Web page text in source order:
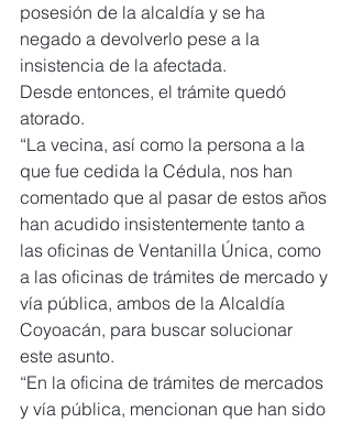
posesión de la alcaldía y se ha
negado a devolverlo pese a la
insistencia de la afectada.
Desde entonces, el trámite quedó
atorado.
“La vecina, así como la persona a la
que fue cedida la Cédula, nos han
comentado que al pasar de estos años
han acudido insistentemente tanto a
las oficinas de Ventanilla Única, como
a las oficinas de trámites de mercado y
vía pública, ambos de la Alcaldía
Coyoacán, para buscar solucionar
este asunto.
“En la oficina de trámites de mercados
y vía pública, mencionan que han sido